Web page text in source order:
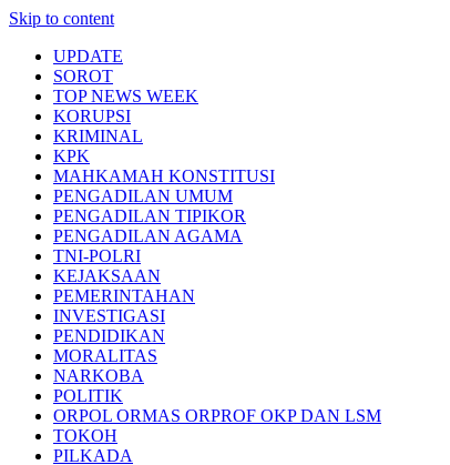
Skip to content
UPDATE
SOROT
TOP NEWS WEEK
KORUPSI
KRIMINAL
KPK
MAHKAMAH KONSTITUSI
PENGADILAN UMUM
PENGADILAN TIPIKOR
PENGADILAN AGAMA
TNI-POLRI
KEJAKSAAN
PEMERINTAHAN
INVESTIGASI
PENDIDIKAN
MORALITAS
NARKOBA
POLITIK
ORPOL ORMAS ORPROF OKP DAN LSM
TOKOH
PILKADA